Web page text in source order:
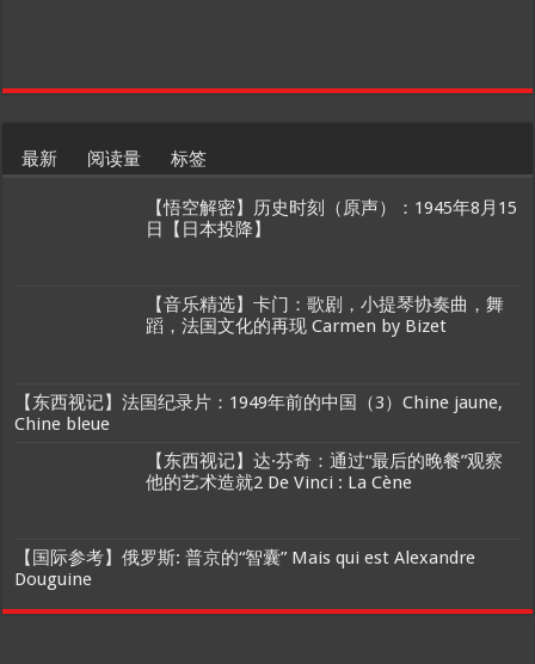
最新 阅读量 标签
【悟空解密】历史时刻（原声）：1945年8月15
日【日本投降】
【音乐精选】卡门：歌剧，小提琴协奏曲，舞
蹈，法国文化的再现 Carmen by Bizet
【东西视记】法国纪录片：1949年前的中国（3）Chine jaune,
Chine bleue
【东西视记】达·芬奇：通过“最后的晚餐”观察
他的艺术造就2 De Vinci : La Cène
【国际参考】俄罗斯: 普京的“智囊” Mais qui est Alexandre
Douguine